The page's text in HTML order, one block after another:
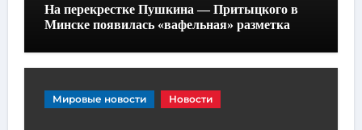
На перекрестке Пушкина — Притыцкого в
Минске появилась «вафельная» разметка
Мировые новости Новости